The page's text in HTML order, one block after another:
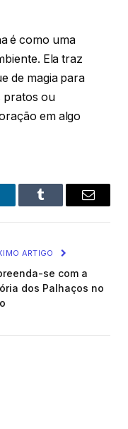
é como uma
Ela traz
de magia para
pratos ou
em algo
Tumblr
E-
ARTIGO
se com a
dos Palhaços no